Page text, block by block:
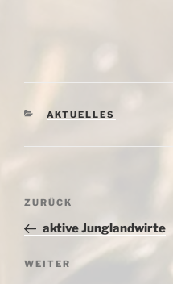
KATEGORIEN
AKTUELLES
Beitragsnavigation
Vorheriger
Beitrag
ZURÜCK
aktive Junglandwirte
Nächster
WEITER